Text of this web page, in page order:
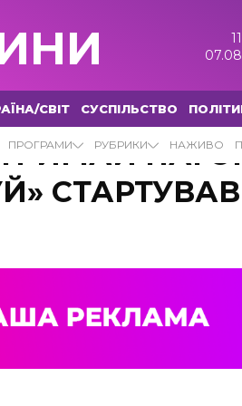
СВІТ СУСПІЛЬСТВО
ПРОГРАМИ РУБРИКИ НАЖИВО